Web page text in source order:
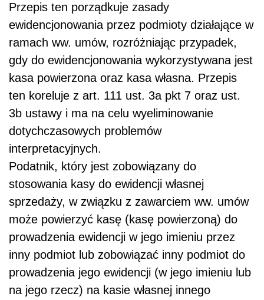
Przepis ten porządkuje zasady
ewidencjonowania przez podmioty działające w
ramach ww. umów, rozróżniając przypadek,
gdy do ewidencjonowania wykorzystywana jest
kasa powierzona oraz kasa własna. Przepis
ten koreluje z art. 111 ust. 3a pkt 7 oraz ust.
3b ustawy i ma na celu wyeliminowanie
dotychczasowych problemów
interpretacyjnych.
Podatnik, który jest zobowiązany do
stosowania kasy do ewidencji własnej
sprzedaży, w związku z zawarciem ww. umów
może powierzyć kasę (kasę powierzoną) do
prowadzenia ewidencji w jego imieniu przez
inny podmiot lub zobowiązać inny podmiot do
prowadzenia jego ewidencji (w jego imieniu lub
na jego rzecz) na kasie własnej innego